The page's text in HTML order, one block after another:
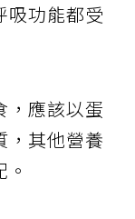
吸功能都受
，應該以蛋
，其他營養